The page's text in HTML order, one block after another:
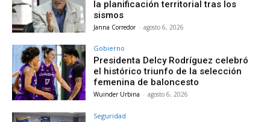
la planificación territorial tras los
sismos
Janna Corredor - agosto 6, 2026
Gobierno
Presidenta Delcy Rodríguez celebró
el histórico triunfo de la selección
femenina de baloncesto
Wuinder Urbina - agosto 6, 2026
Seguridad